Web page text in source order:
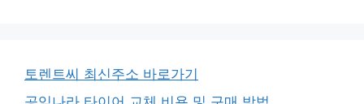
토렌트씨 최신주소 바로가기